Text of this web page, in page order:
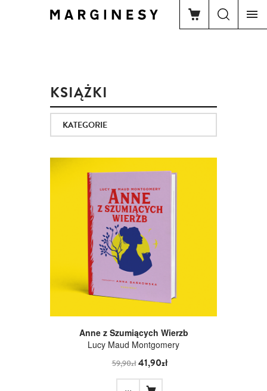
KSIĄŻKI
KATEGORIE
Anne z Szumiących Wierzb
Lucy Maud Montgomery
59,90zł41,90zł
...